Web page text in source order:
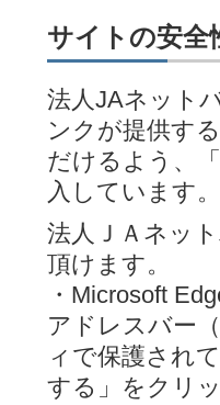
サイトの安全
法人JAネット
ンクが提供す
だけるよう、
入しています。
法人ＪＡネッ
頂けます。
・Microsoft
アドレスバー
ィで保護され
する」をクリ